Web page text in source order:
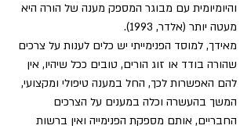
והיומיומית עם מבוגר המספק מענה של הורה היא
מעטה יותר (אלדר, 1993).
מאידך, למוסד הפנימייתי יש כלים לענות על צרכים
שהורה בודד או זוג הורים, טובים ככל שיהיו, אין
להם האפשרות לכך, החל במענה טיפולי ומקצועי,
המשך בהעשרה וכלה במענים על הצרכים
החבריים, אותם מספקת הפנימייה ואין ברשות